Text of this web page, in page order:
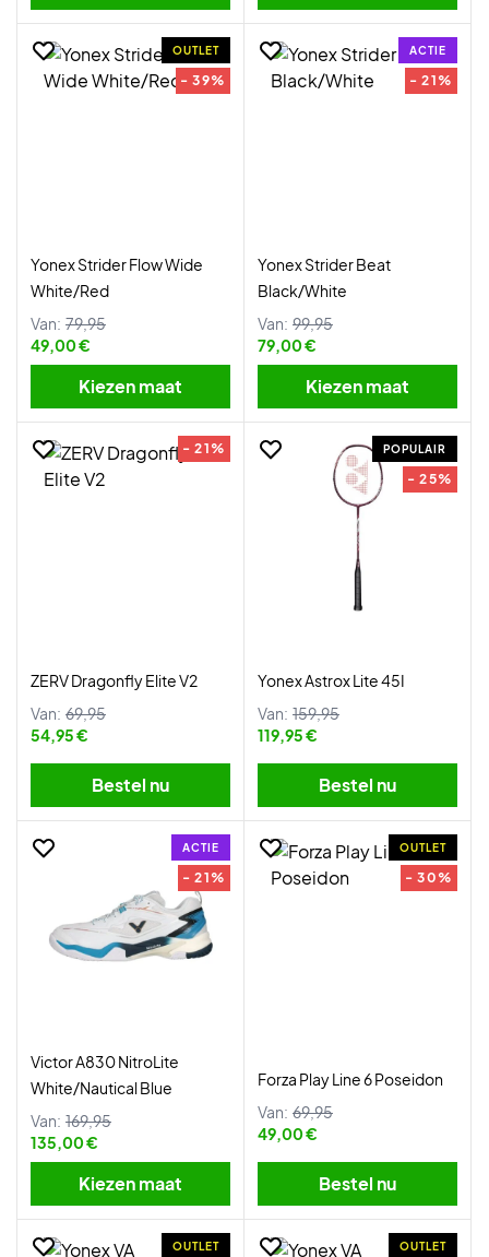
OUTLET
- 39%
Yonex Strider Flow Wide
White/Red
Van: 79,95
49,00 €
Kiezen maat
ACTIE
- 21%
Yonex Strider Beat
Black/White
Van: 99,95
79,00 €
Kiezen maat
- 21%
ZERV Dragonfly Elite V2
Van: 69,95
54,95 €
Bestel nu
POPULAIR
- 25%
Yonex Astrox Lite 45I
Van: 159,95
119,95 €
Bestel nu
ACTIE
- 21%
Victor A830 NitroLite
White/Nautical Blue
Van: 169,95
135,00 €
Kiezen maat
OUTLET
- 30%
Forza Play Line 6 Poseidon
Van: 69,95
49,00 €
Bestel nu
OUTLET OUTLET